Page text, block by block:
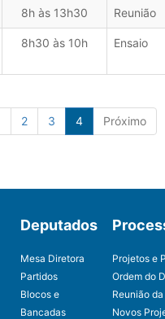
8h às 13h30 Reunião
8h30 às 10h Ensaio
2 3 4 Próximo
Deputados
Mesa Diretora
Partidos
Blocos e
Bancadas
Projetos e
Ordem do
Reunião
Novos